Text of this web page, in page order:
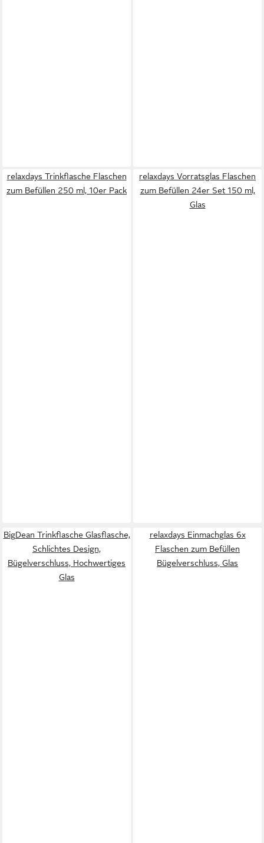
relaxdays Trinkflasche Flaschen
zum Befüllen 250 ml, 10er Pack
relaxdays Vorratsglas Flaschen
zum Befüllen 24er Set 150 ml,
Glas
BigDean Trinkflasche Glasflasche,
Schlichtes Design,
Bügelverschluss, Hochwertiges
Glas
relaxdays Einmachglas 6x
Flaschen zum Befüllen
Bügelverschluss, Glas